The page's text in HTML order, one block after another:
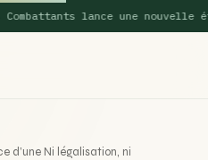
lance une nouvelle
d’une Ni légalisation, ni